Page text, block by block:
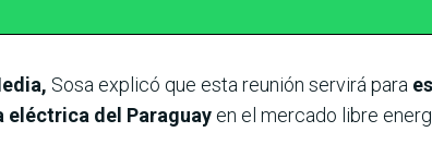
Sosa explicó que esta reunión servirá para
eléctrica del Paraguay en el mercado libre